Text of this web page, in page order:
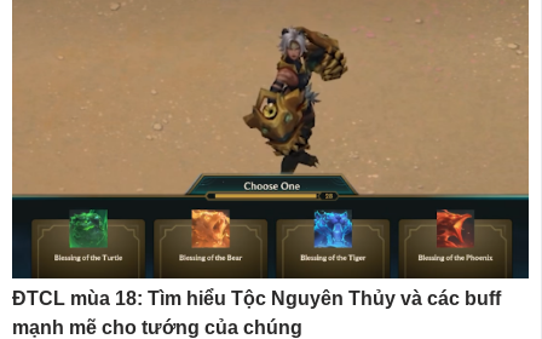
ĐTCL mùa 18: Tìm hiểu Tộc Nguyên Thủy và các buff
mạnh mẽ cho tướng của chúng